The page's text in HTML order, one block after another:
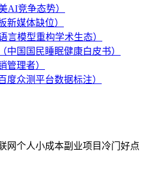
AI竞争态势）
新媒体缺位）
言模型重构学术生态）
中国国民睡眠健康白皮书）
管理者）
度众测平台数据标注）
网个人小成本副业项目冷门好点